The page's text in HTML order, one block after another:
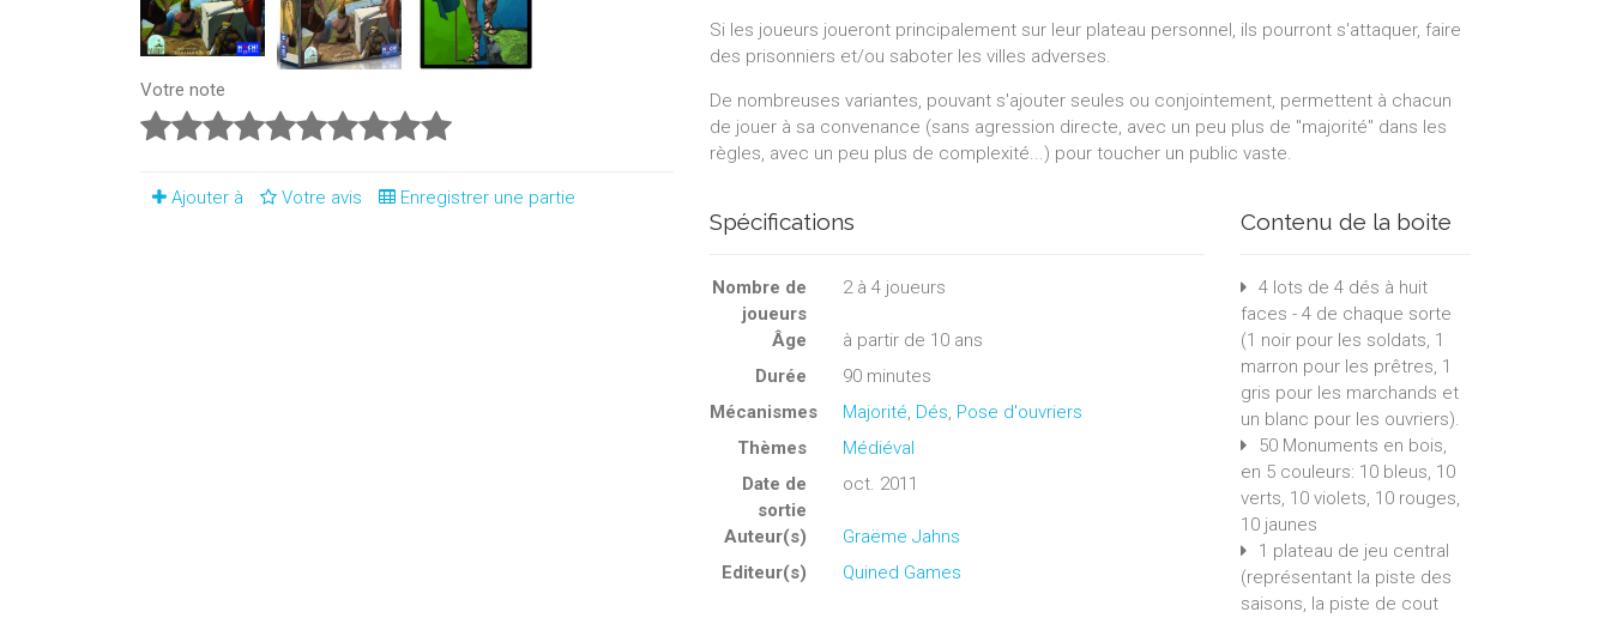
Votre note
Ajouter à Votre avis Enregistrer une partie
Si les joueurs joueront principalement sur leur plateau personnel, ils pourront s'attaquer, faire
des prisonniers et/ou saboter les villes adverses.
De nombreuses variantes, pouvant s'ajouter seules ou conjointement, permettent à chacun
de jouer à sa convenance (sans agression directe, avec un peu plus de "majorité" dans les
règles, avec un peu plus de complexité...) pour toucher un public vaste.
Spécifications
Nombre de
joueurs
2à 4joueurs
Âge
à partir de 10 ans
Durée
90 minutes
Mécanismes
Majorité, Dés, Pose d'ouvriers
Thèmes
Médiéval
Date de
sortie
oct. 2011
Auteur(s)
Graëme Jahns
Editeur(s)
Quined Games
Contenu de la boite
4 lots de 4 dés à huit
faces - 4 de chaque sorte
(1 noir pour les soldats, 1
marron pour les prêtres, 1
gris pour les marchands et
un blanc pour les ouvriers).
50 Monuments en bois,
en 5 couleurs: 10 bleus, 10
verts, 10 violets, 10 rouges,
10 jaunes
1 plateau de jeu central
(représentant la piste des
saisons, la piste de cout